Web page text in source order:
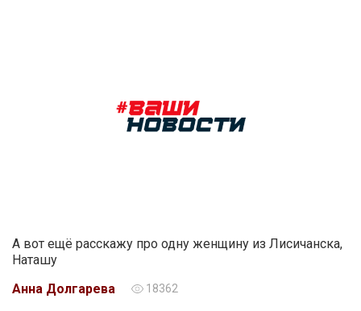
А вот ещё расскажу про одну женщину из Лисичанска,
Наташу
Анна Долгарева
18362